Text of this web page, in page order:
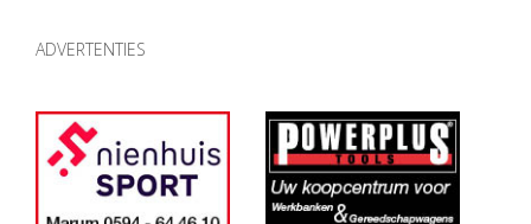
ADVERTENTIES